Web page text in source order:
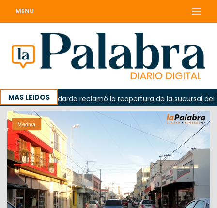
MENU
MAS LEIDOSOdarda reclamó la reapertura de la sucursal del
Viedma